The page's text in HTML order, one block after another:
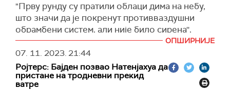
"Прву рунду су пратили облаци дима на небу,
што значи да је покренут противваздушни
обрамбени систем, али није било сирена'',
јавио је дописникБи-Би-Сија.
Додао је да су се сирене огласиле с доласком
друге рунде експлозија, као и да за сада нема
извештаја о жртвама.
ОПШИРНИЈЕ
07. 11. 2023.21:44
Ројтерс: Бајден позвао Натенјахуа да
пристане на тродневни прекид
ватре